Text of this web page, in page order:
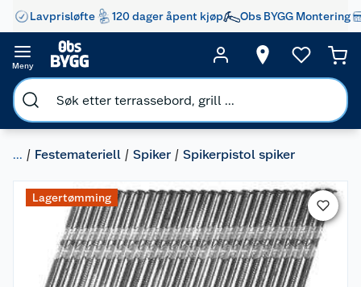
Lavprisløfte 120 dager åpent kjøp Obs BYGG Montering
Meny
... Festemateriell Spiker Spikerpistol spiker
Lagertømming